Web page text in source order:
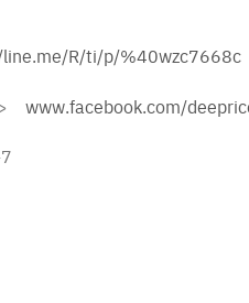
R/ti/p/%40wzc7668c
www.facebook.com/